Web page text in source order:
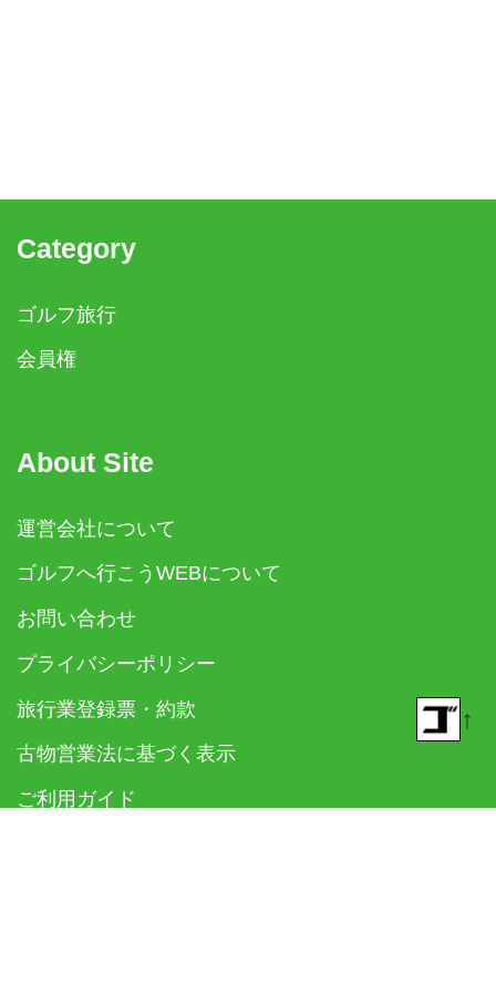
Category
ゴルフ旅行
会員権
About Site
運営会社について
ゴルフへ行こうWEBについて
お問い合わせ
プライバシーポリシー
旅行業登録票・約款
古物営業法に基づく表示
ご利用ガイド
↑